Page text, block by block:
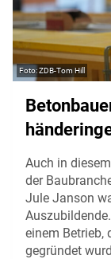
ZDB-Tom Hill
Auch in
der
Jule Janson
einem Betrieb,
gegründet